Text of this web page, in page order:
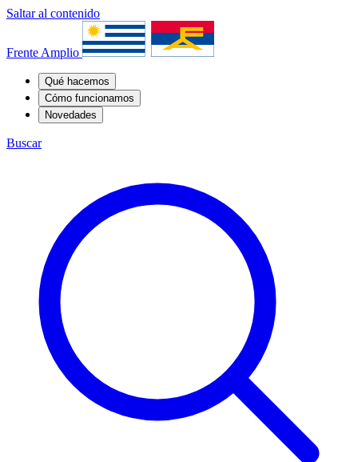
Saltar al contenido
Frente Amplio
Qué hacemos
Cómo funcionamos
Novedades
Buscar